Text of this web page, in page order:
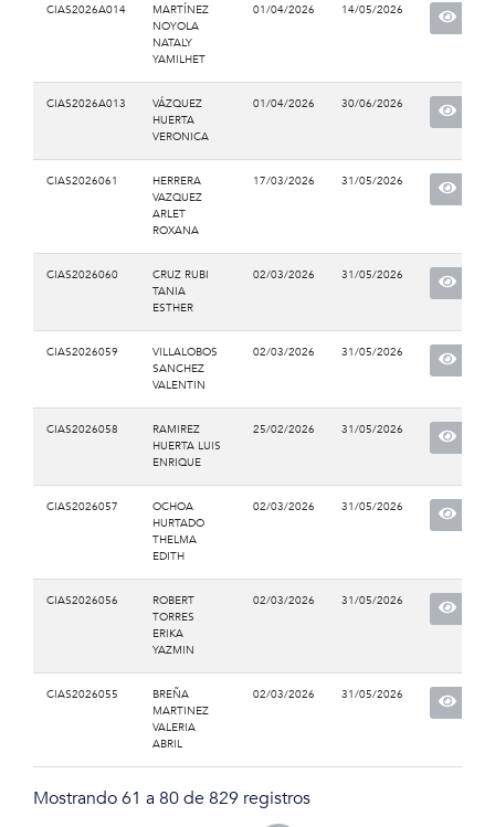
CIAS2026A014
MARTÍNEZ
NOYOLA
NATALY
YAMILHET
01/04/2026 14/05/2026
CIAS2026A013
VÁZQUEZ
HUERTA
VERONICA
01/04/2026 30/06/2026
CIAS2026061
HERRERA
VAZQUEZ
ARLET
ROXANA
17/03/2026 31/05/2026
CIAS2026060
CRUZ RUBI
TANIA
ESTHER
02/03/2026 31/05/2026
CIAS2026059
VILLALOBOS
SANCHEZ
VALENTIN
02/03/2026 31/05/2026
CIAS2026058
RAMIREZ
HUERTA LUIS
ENRIQUE
25/02/2026 31/05/2026
CIAS2026057
OCHOA
HURTADO
THELMA
EDITH
02/03/2026 31/05/2026
CIAS2026056
ROBERT
TORRES
ERIKA
YAZMIN
02/03/2026 31/05/2026
CIAS2026055
BREÑA
MARTINEZ
VALERIA
ABRIL
02/03/2026 31/05/2026
Mostrando 61 a 80 de 829 registros